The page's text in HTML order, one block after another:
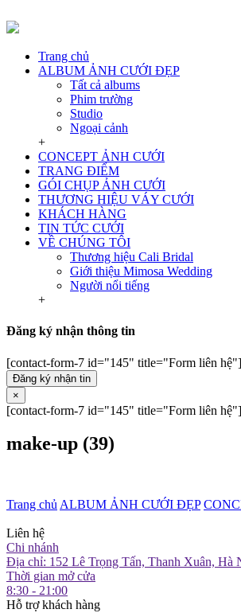
Trang chủ
ALBUM ẢNH CƯỚI ĐẸP
Tất cả albums
Phim trường
Studio
Ngoại cảnh
+
CONCEPT ẢNH CƯỚI
TRANG ĐIỂM
GÓI CHỤP ẢNH CƯỚI
THƯƠNG HIỆU VÁY CƯỚI
KHÁCH HÀNG
TIN TỨC CƯỚI
VỀ CHÚNG TÔI
Thương hiệu Cali Bridal
Giới thiệu Mimosa Wedding
Người nổi tiếng
+
Đăng ký nhận thông tin
[contact-form-7 id="145" title="Form liên hệ"]
Đăng ký nhận tin
×
[contact-form-7 id="145" title="Form liên hệ"]
make-up (39)
Trang chủ ALBUM ẢNH CƯỚI ĐẸP
Liên hệ
Chi nhánh
Địa chỉ: 152 Lê Trọng Tấn, Thanh Xuân, Hà
Thời gian mở cửa
8:30 - 21:00
Hỗ trợ khách hàng